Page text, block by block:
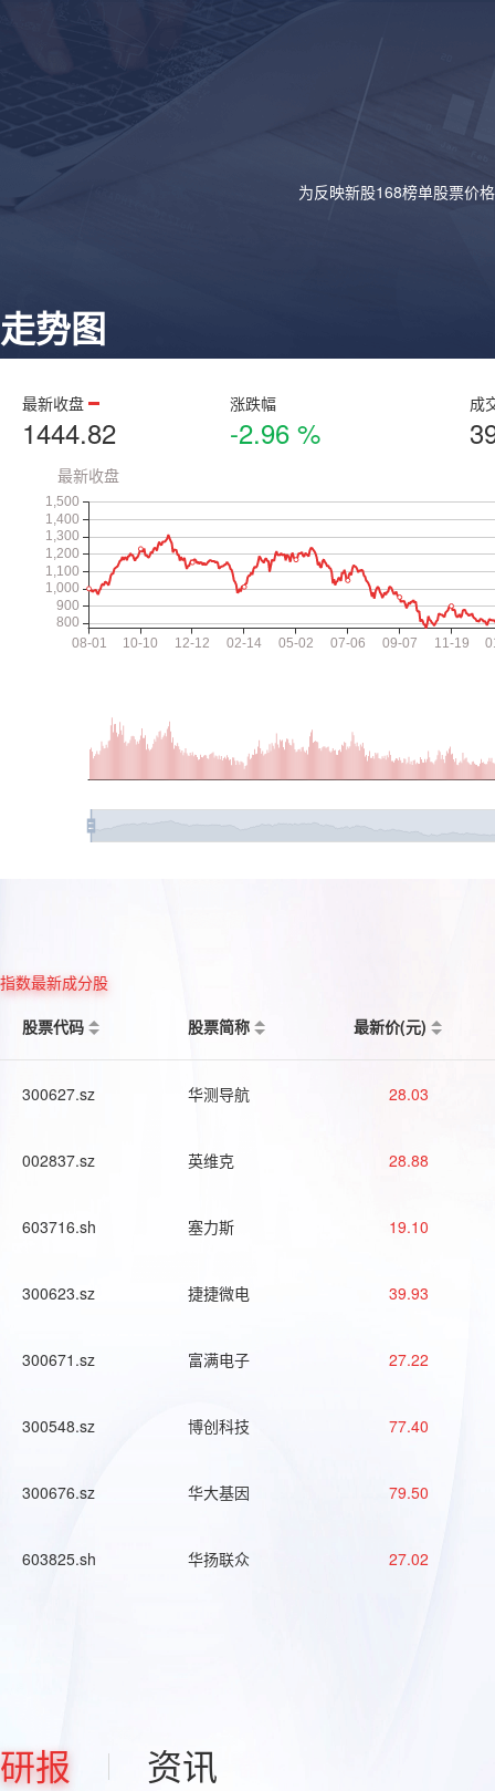
为反映新股168榜单股票价
走势图
最新收盘
1444.82
涨跌幅
-2.96 %
成
指数最新成分股
股票代码
股票简称 最新价(元)
300627.sz 华测导航 28.03
002837.sz 英维克 28.88
603716.sh 塞力斯 19.10
300623.sz 捷捷微电 39.93
300671.sz 富满电子 27.22
300548.sz 博创科技 77.40
300676.sz 华大基因 79.50
603825.sh 华扬联众 27.02
研报 资讯